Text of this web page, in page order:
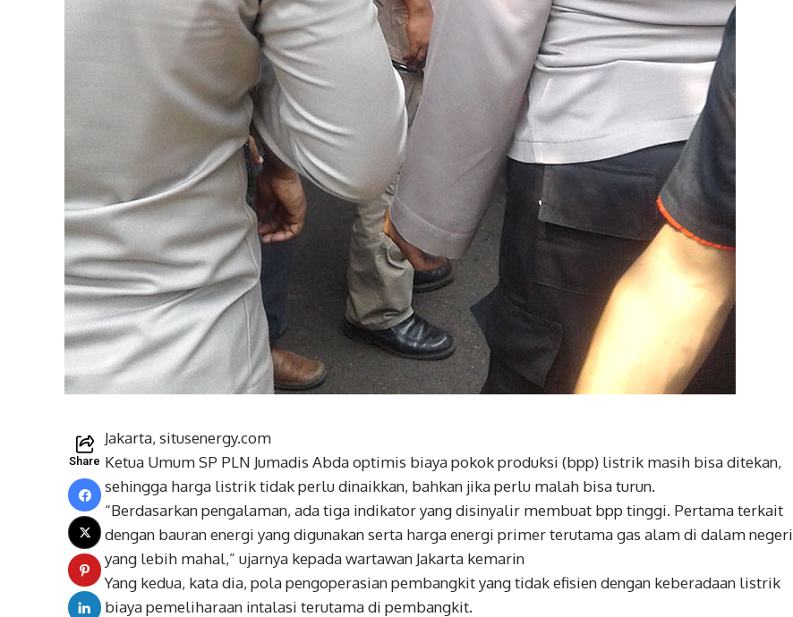
Share
Jakarta, situsenergy.com
Ketua Umum SP PLN Jumadis Abda optimis biaya pokok produksi (bpp) listrik masih bisa ditekan,
sehingga harga listrik tidak perlu dinaikkan, bahkan jika perlu malah bisa turun.
“Berdasarkan pengalaman, ada tiga indikator yang disinyalir membuat bpp tinggi. Pertama terkait
dengan bauran energi yang digunakan serta harga energi primer terutama gas alam di dalam negeri
yang lebih mahal,” ujarnya kepada wartawan Jakarta kemarin
Yang kedua, kata dia, pola pengoperasian pembangkit yang tidak efisien dengan keberadaan listrik
biaya pemeliharaan intalasi terutama di pembangkit.